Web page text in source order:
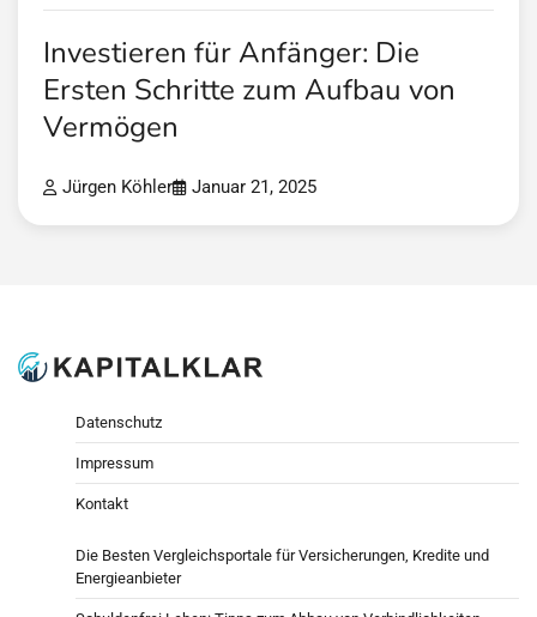
Investieren für Anfänger: Die
Ersten Schritte zum Aufbau von
Vermögen
Jürgen Köhler Januar 21, 2025
Datenschutz
Impressum
Kontakt
Die Besten Vergleichsportale für Versicherungen, Kredite und
Energieanbieter